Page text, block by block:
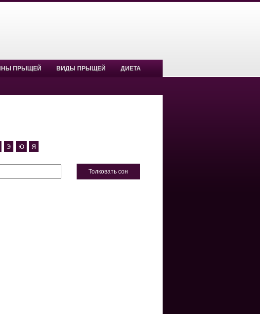
ПРЫЩЕЙ ВИДЫ ПРЫЩЕЙ ДИЕТА
Э Ю Я
Толковать сон